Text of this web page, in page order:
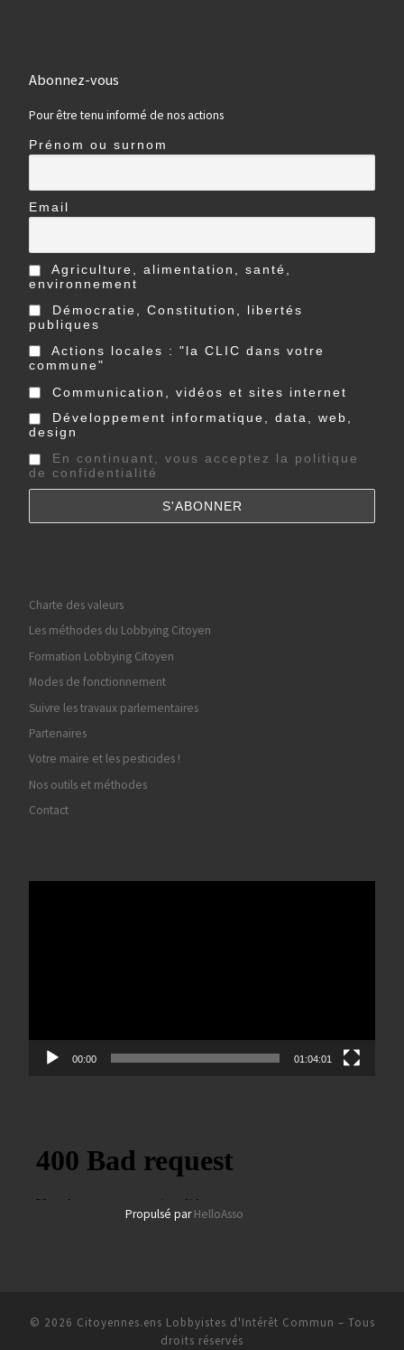
Abonnez-vous
Pour être tenu informé de nos actions
Prénom ou surnom
Email
Agriculture, alimentation, santé,
environnement
Démocratie, Constitution, libertés
publiques
Actions locales : "la CLIC dans votre
commune"
Communication, vidéos et sites internet
Développement informatique, data, web,
design
En continuant, vous acceptez la politique
de confidentialité
Charte des valeurs
Les méthodes du Lobbying Citoyen
Formation Lobbying Citoyen
Modes de fonctionnement
Suivre les travaux parlementaires
Partenaires
Votre maire et les pesticides !
Nos outils et méthodes
Contact
00:00 01:04:01
Propulsé parHelloAsso
© 2026 Citoyennes.ens Lobbyistes d'Intérêt Commun – Tous
droits réservés